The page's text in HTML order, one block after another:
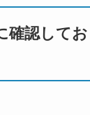
確認して